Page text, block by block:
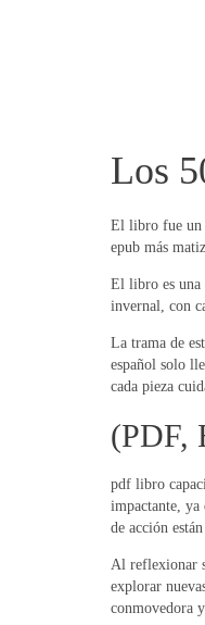
Los
El libro fue un
epub más
El libro es una
invernal, con
La trama de
español solo
cada pieza
(PDF,
pdf libro
impactante, ya
de acción
Al reflexionar
explorar
conmovedora